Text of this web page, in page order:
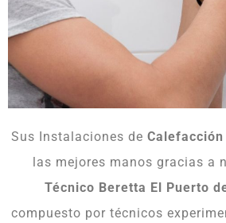
Sus Instalaciones de
las mejores manos gracias a
Técnico Beretta El Puerto
compuesto por técnicos